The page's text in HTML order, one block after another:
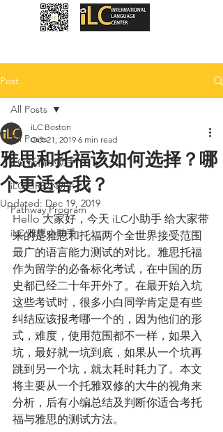
Post
All Posts
iLC 托福小助手
iLC GRE小助手
Pathway Program
iLC 雅思小助手
All Posts
雅思和托福该如何选择？哪
个更适合我？
iLC Boston
Oct 21, 2019 6 min read
Updated: Dec 19, 2019
Hello 大家好，今天 iLC小助手 给大家带
来的是雅思和托福两个全世界接受范围
最广的语言能力测试的对比。雅思托福
作为留学的必备标化考试，在中国的历
史都已经二十年开外了。在最开始入坑
这些考试时，很多小白同学肯定是有些
纠结应该报考哪一个的，因为他们的形
式，难度，使用范围都不一样，如果入
坑，最好就一坑到底，如果从一个坑再
跳到另一个坑，就太耗时耗力了。本文
将主要从一个托雅双修的大牛的视角来
分析，后有小编总结及判断你适合考托
福与雅思的测试方法。